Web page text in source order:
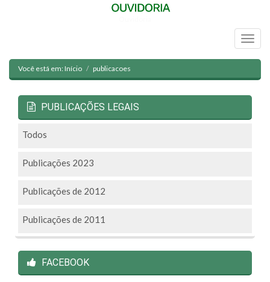
Você está em:Início publicacoes
PUBLICAÇÕES LEGAIS
Todos
Publicações 2023
Publicações de 2012
Publicações de 2011
FACEBOOK